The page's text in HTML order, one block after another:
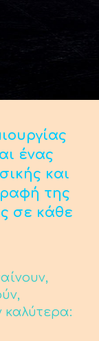
ένας
και
της
σε κάθε
καλύτερα: